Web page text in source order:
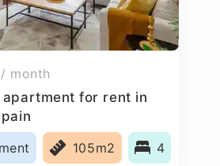
/ month
for rent in
105m2 4